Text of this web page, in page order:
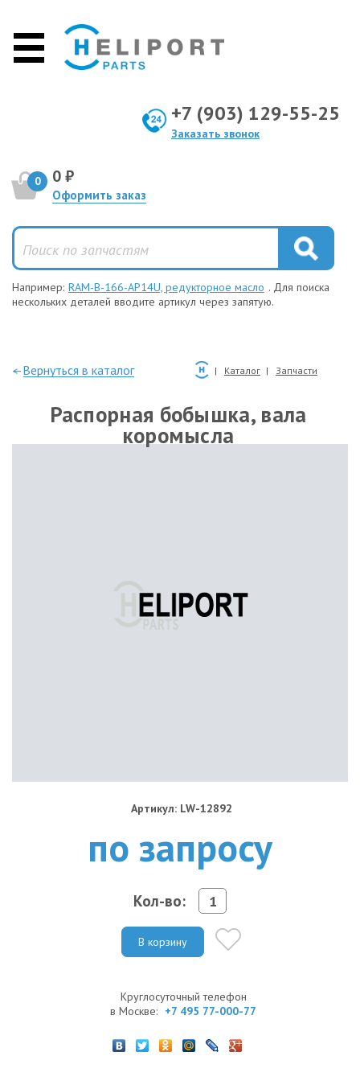
+7 (903) 129-55-25
Заказать звонок
0 0 ₽
Оформить заказ
Например: RAM-B-166-AP14U, редукторное масло . Для поиска
нескольких деталей вводите артикул через запятую.
—Вернуться в каталог Каталог Запчасти
Распорная бобышка, вала
коромысла
Артикул: LW-12892
по запросу
Кол-во:
В корзину
Круглосуточный телефон
в Москве: +7 495 77-000-77